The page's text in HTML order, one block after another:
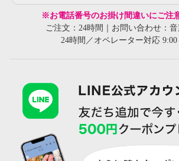
※お電話番号のお掛け間違いにご注
ご注文：24時間｜お問い合わせ：
24時間／オペレーター対応 9:00